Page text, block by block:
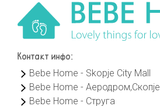
Контакт инфо:
Bebe Home - Skopje City Mall
Bebe Home - Аеродром,Скопје
Bebe Home - Струга